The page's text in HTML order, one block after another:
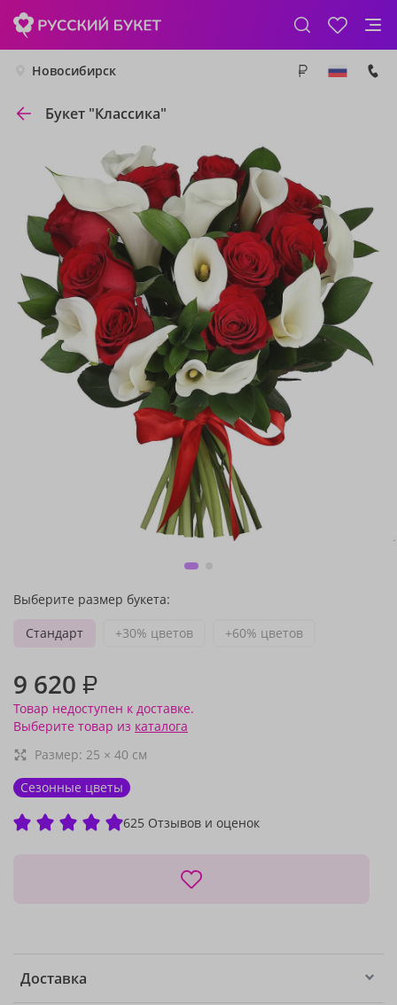
Новосибирск
Букет "Классика"
Выберите размер букета:
Стандарт
+30% цветов +60% цветов
9 620 ₽
Товар недоступен к доставке.
Выберите товар из каталога
Размер: 25 × 40 см
Сезонные цветы
625 Отзывов и оценок
Доставка